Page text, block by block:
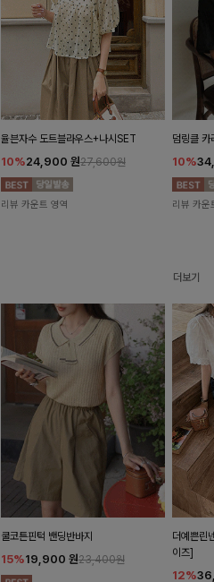
율븐자수 도트블라우스+나시SET
10%24,900 원27,600원
리뷰 카운트 영역
덤링클 카
10%
리뷰 카운
더보기
쿨코튼핀턱 밴딩반바지
15%19,900 원23,400원
더예쁜린
이즈]
12%